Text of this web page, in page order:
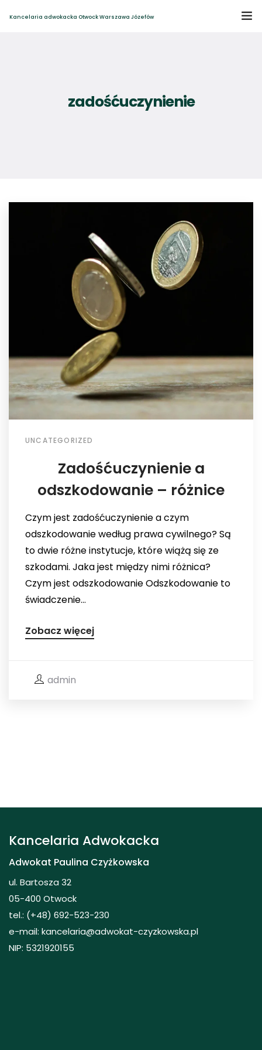
Kancelaria adwokacka Otwock Warszawa Józefów
Zakres sprawzadośćuczynienie
UNCATEGORIZED
Zadośćuczynienie a
odszkodowanie – różnice
Czym jest zadośćuczynienie a czym
odszkodowanie według prawa cywilnego? Są
to dwie różne instytucje, które wiążą się ze
szkodami. Jaka jest między nimi różnica?
Czym jest odszkodowanie Odszkodowanie to
świadczenie...
Zobacz więcej
admin
Kancelaria Adwokacka
Adwokat Paulina Czyżkowska
ul. Bartosza 32
05-400 Otwock
tel.: (+48) 692-523-230
e-mail: kancelaria@adwokat-czyzkowska.pl
NIP: 5321920155